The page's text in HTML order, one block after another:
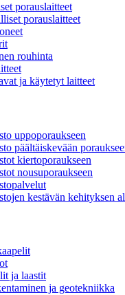
porauslaitteet
porauslaitteet
rouhinta
ja käytetyt laitteet
uppoporaukseen
päältäiskevään
kiertoporaukseen
nousuporaukseen
kestävän kehityksen
ja laastit
ja geotekniikka